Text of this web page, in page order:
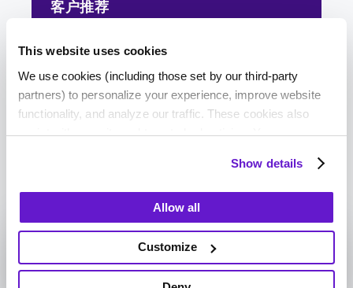
This website uses cookies
We use cookies (including those set by our third-party
partners) to personalize your experience, improve website
functionality, and analyze our traffic. These cookies also
assist with security and targeted advertising. Your
these purposes. Residents of certain jurisdictions can opt
out by clicking "Deny," but this may affect your site
experience. By clicking "Allow all" or continuing to browse,
you consent to our use of cookies.
For more details and to manage your preferences, click
"Customize" or "Show Details."
Show details
Allow all
Customize
加入3000+老板的行列, 用食客通搞
定电话单, 享专属优惠！
1-833-909-3714
客户推荐
网站地图
Talk To Sales
您的数据权利
使用条款